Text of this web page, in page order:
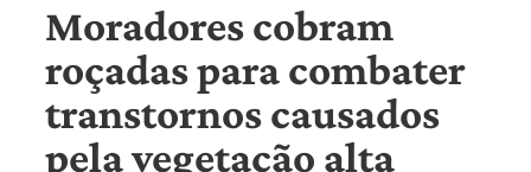
Moradores cobram
roçadas para combater
transtornos causados
pela vegetação alta